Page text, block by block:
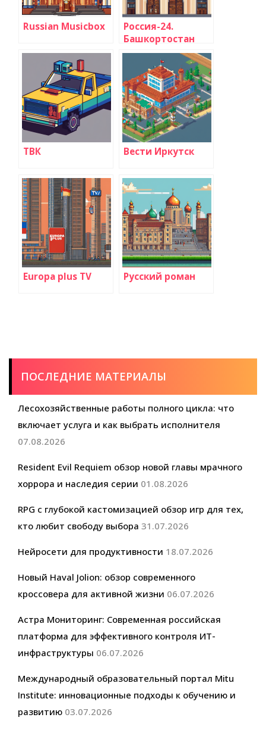
Russian Musicbox
Россия-24.
Башкортостан
ТВК Вести Иркутск
Europa plus TV Русский роман
ПОСЛЕДНИЕ МАТЕРИАЛЫ
Лесохозяйственные работы полного цикла: что
включает услуга и как выбрать исполнителя
07.08.2026
Resident Evil Requiem обзор новой главы мрачного
хоррора и наследия серии 01.08.2026
RPG с глубокой кастомизацией обзор игр для тех,
кто любит свободу выбора 31.07.2026
Нейросети для продуктивности 18.07.2026
Новый Haval Jolion: обзор современного
кроссовера для активной жизни 06.07.2026
Астра Мониторинг: Современная российская
платформа для эффективного контроля ИТ-
инфраструктуры 06.07.2026
Международный образовательный портал Mitu
Institute: инновационные подходы к обучению и
развитию 03.07.2026